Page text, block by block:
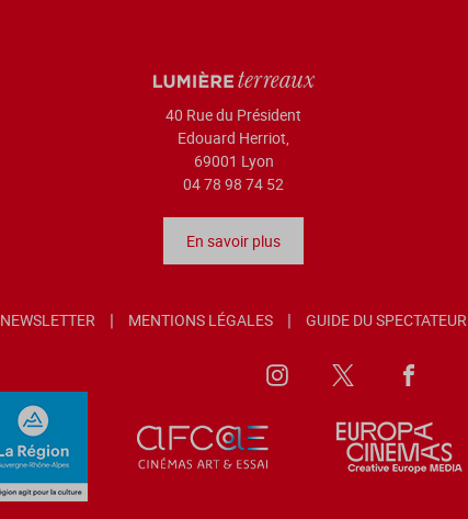
40 Rue du Président
Edouard Herriot,
69001 Lyon
04 78 98 74 52
En savoir plus
NEWSLETTER MENTIONS LÉGALES GUIDE DU SPECTATEUR